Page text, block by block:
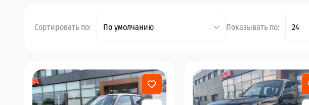
Сортировать по: По умолчанию Показывать по: 24